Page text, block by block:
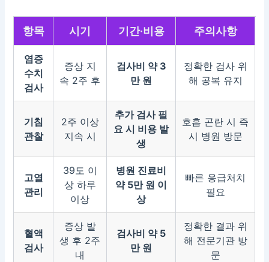
항목 시기 기간·비용 주의사항
염증
수치
검사
증상 지
속 2주 후
검사비 약 3
만 원
정확한 검사 위
해 공복 유지
기침
관찰
2주 이상
지속 시
추가 검사 필
요 시 비용 발
생
호흡 곤란 시 즉
시 병원 방문
고열
관리
39도 이
상 하루
이상
병원 진료비
약 5만 원 이
상
빠른 응급처치
필요
혈액
검사
증상 발
생 후 2주
내
검사비 약 5
만 원
정확한 결과 위
해 전문기관 방
문